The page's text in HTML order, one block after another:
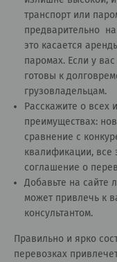
транспорт или
предварительно
это касается
паромах. Если у
готовы к
грузовладельцам.
Расскажите о всех
преимуществах:
сравнение с
квалификации, все
соглашение о
Добавьте на сайте
может привлечь к
консультантом.
Правильно и ярко
перевозках